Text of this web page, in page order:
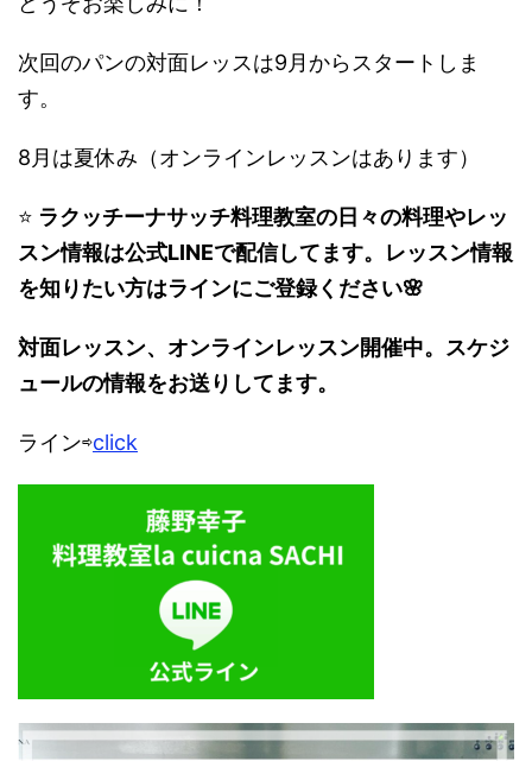
次回のパンの対面レッスは9月からスタートしま
す。
8月は夏休み（オンラインレッスンはあります）
⭐️ ラクッチーナサッチ料理教室の日々の料理やレッ
スン情報は公式LINEで配信してます。レッスン情報
を知りたい方はラインにご登録ください🌸
対面レッスン、オンラインレッスン開催中。スケジ
ュールの情報をお送りしてます。
ライン⇨click